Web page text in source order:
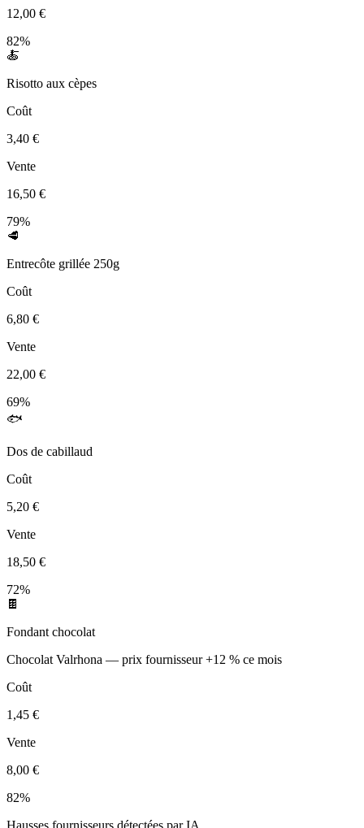
12,00 €
82%
🍝
Risotto aux cèpes
Coût
3,40 €
Vente
16,50 €
79%
🥩
Entrecôte grillée 250g
Coût
6,80 €
Vente
22,00 €
69%
🐟
Dos de cabillaud
Coût
5,20 €
Vente
18,50 €
72%
🍫
Fondant chocolat
Chocolat Valrhona — prix fournisseur +12 % ce mois
Coût
1,45 €
Vente
8,00 €
82%